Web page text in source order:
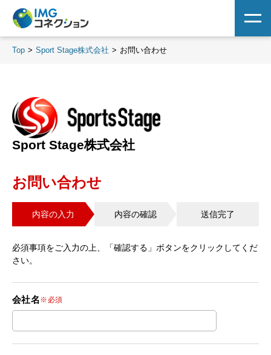
Top Sport Stage株式会社 お問い合わせ
Sport Stage株式会社
お問い合わせ
内容の入力 内容の確認 送信完了
必須事項をご入力の上、「確認する」ボタンをクリックしてくだ
さい。
会社名※必須